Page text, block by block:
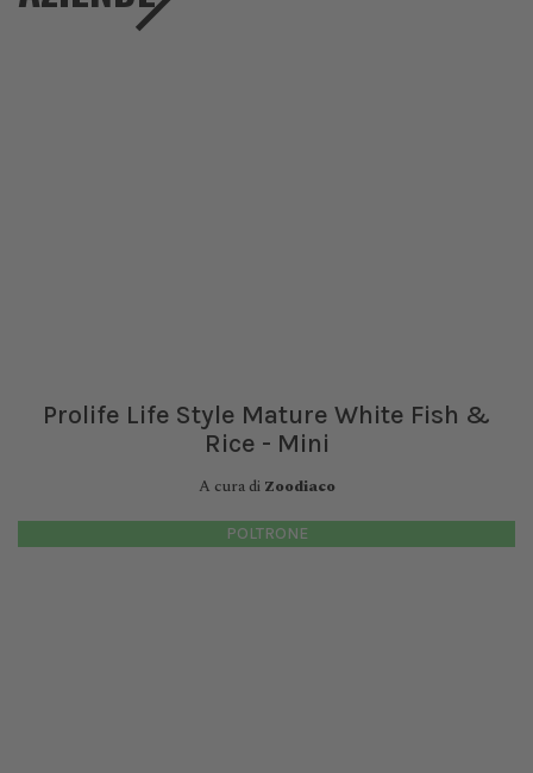
Prolife Life Style Mature White Fish &
Rice - Mini
A cura di Zoodiaco
POLTRONE